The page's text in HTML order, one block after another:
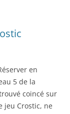
en
5 de la
coincé sur
jeu Crostic, ne